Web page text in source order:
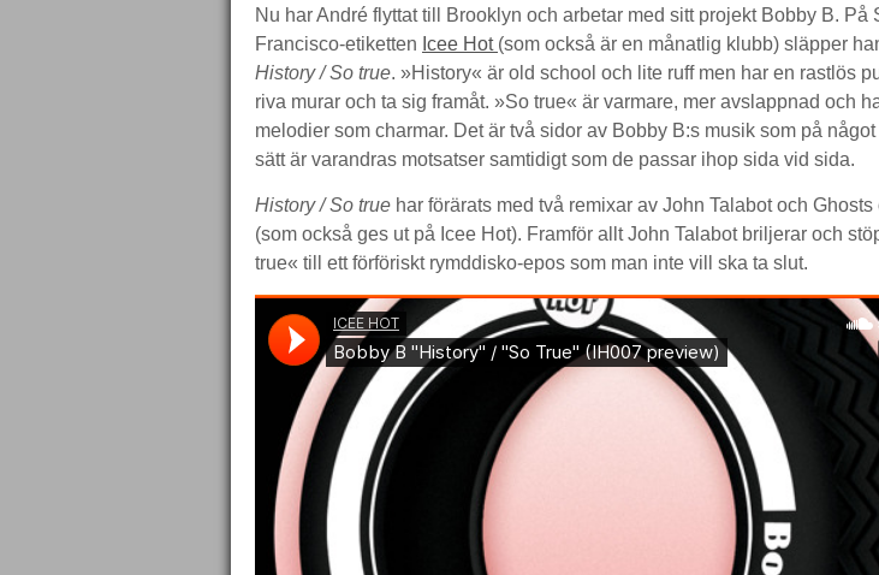
Nu har André flyttat till Brooklyn och arbetar med sitt projekt Bobby B. På
Francisco-etiketten Icee Hot (som också är en månatlig klubb) släpper
History / So true. »History« är old school och lite ruff men har en rastlös
riva murar och ta sig framåt. »So true« är varmare, mer avslappnad och
melodier som charmar. Det är två sidor av Bobby B:s musik som på
sätt är varandras motsatser samtidigt som de passar ihop sida vid sida.
History / So true har förärats med två remixar av John Talabot och Ghosts
(som också ges ut på Icee Hot). Framför allt John Talabot briljerar och
true« till ett förföriskt rymddisko-epos som man inte vill ska ta slut.